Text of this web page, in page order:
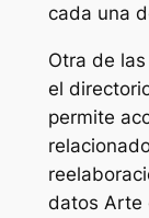
cada una
Otra de
el
permite
datos Arte